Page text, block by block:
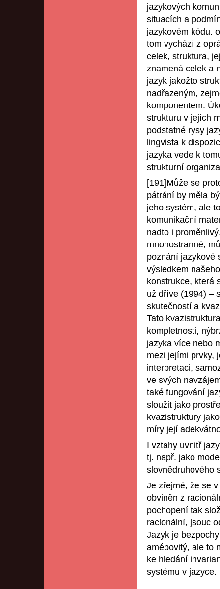
jazykových
situacích a
jazykovém kódu,
tom vychází z
celek, struktura,
znamená celek a
jazyk jakožto
nadřazeným,
komponentem.
strukturu v jejích
podstatné rysy
lingvista k
jazyka vede k
strukturní
[191]Může se
pátrání by měla
jeho systém, ale
komunikační
nadto i
mnohostranné,
poznání jazykové
výsledkem
konstrukce, která
už dříve (1994) –
skutečností a
Tato
kompletnosti,
jazyka více nebo
mezi jejími prvky,
interpretaci,
ve svých
také fungování
sloužit jako
kvazistruktury
míry její
I vztahy uvnitř
tj. např. jako
slovnědruhového
Je zřejmé, že se
obviněn z
pochopení tak
racionální, jsouc
Jazyk je
amébovitý, ale to
ke hledání
systému v jazyce.